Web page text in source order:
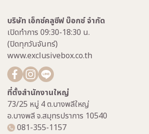
บริษัท เอ็กซ์คลูซีฟ บ๊อกซ์ จำกัด
เปิดทำการ 09:30-18:30 น.
(ปิดทุกวันจันทร์)
www.exclusivebox.co.th
ที่ตั้งสำนักงานใหญ่
73/25 หมู่ 4 ต.บางพลีใหญ่
อ.บางพลี จ.สมุทรปราการ 10540
081-355-1157